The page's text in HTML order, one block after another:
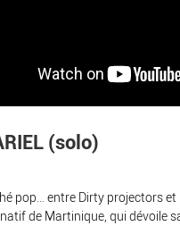
(solo)
pop… entre Dirty projectors et
de Martinique, qui dévoile